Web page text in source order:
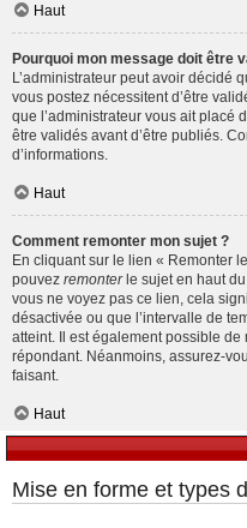
Haut
Pourquoi mon message doit être
L’administrateur peut avoir décidé
vous postez nécessitent d’être
que l’administrateur vous ait placé
être validés avant d’être publiés.
d’informations.
Haut
Comment remonter mon sujet ?
En cliquant sur le lien « Remonter
pouvez remonterle sujet en haut
vous ne voyez pas ce lien, cela
désactivée ou que l’intervalle de
atteint. Il est également possible
répondant. Néanmoins, assurez-
faisant.
Haut
Mise en forme et types